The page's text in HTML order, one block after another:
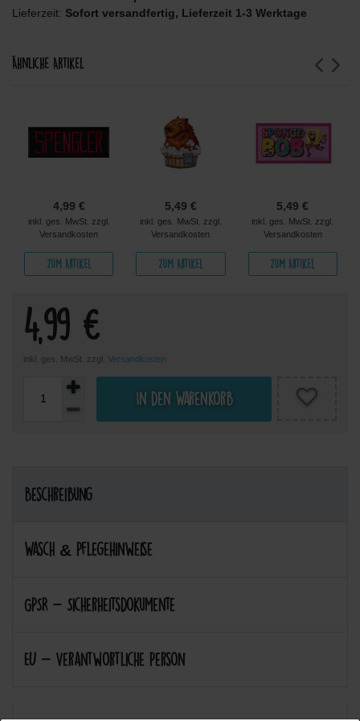
Lieferzeit: Sofort versandfertig, Lieferzeit 1-3 Werktage
Ähnliche Artikel
4,99 €
inkl. ges. MwSt. zzgl.
Versandkosten
Zum Artikel
5,49 €
inkl. ges. MwSt. zzgl.
Versandkosten
Zum Artikel
5,49 €
inkl. ges. MwSt. zzgl.
Versandkosten
Zum Artikel
4,99 €
inkl. ges. MwSt. zzgl. Versandkosten
In den Warenkorb
Beschreibung
Wasch & Pflegehinweise
GPSR - Sicherheitsdokumente
EU - Verantwortliche Person